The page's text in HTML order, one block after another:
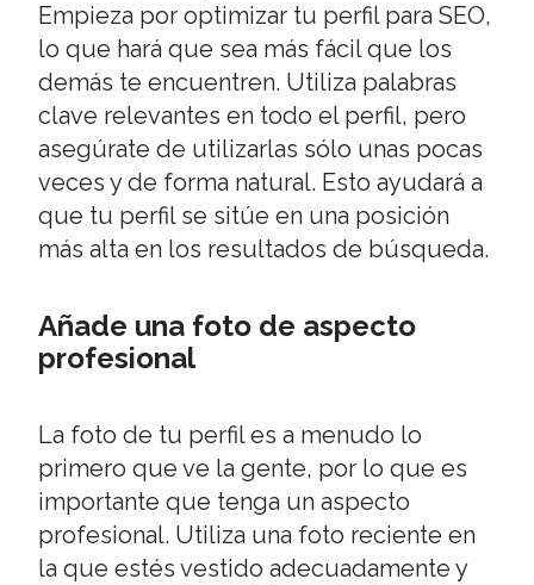
Empieza por optimizar tu perfil para SEO,
lo que hará que sea más fácil que los
demás te encuentren. Utiliza palabras
clave relevantes en todo el perfil, pero
asegúrate de utilizarlas sólo unas pocas
veces y de forma natural. Esto ayudará a
que tu perfil se sitúe en una posición
más alta en los resultados de búsqueda.
Añade una foto de aspecto
profesional
La foto de tu perfil es a menudo lo
primero que ve la gente, por lo que es
importante que tenga un aspecto
profesional. Utiliza una foto reciente en
la que estés vestido adecuadamente y